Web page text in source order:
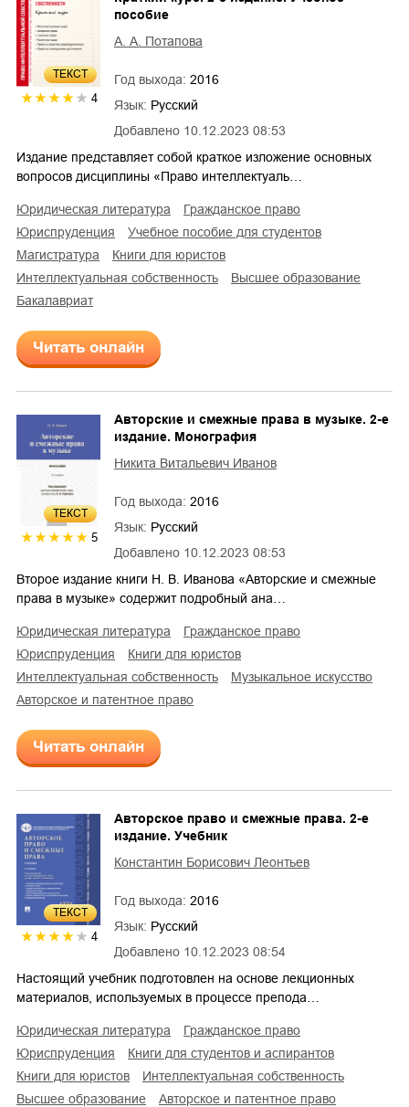
ТЕКСТ
4
Добавлено 10.12.2023 08:53
пособие
А. А. Потапова
Год выхода: 2016
Язык: Русский
Издание представляет собой краткое изложение основных
вопросов дисциплины «Право интеллектуаль…
юридическая литература
гражданское право
юриспруденция
учебное пособие для студентов
магистратура
книги для юристов
интеллектуальная собственность
высшее образование
бакалавриат
Читать онлайн
ТЕКСТ
5
Добавлено 10.12.2023 08:53
Авторские и смежные права в музыке. 2-е
издание. Монография
Никита Витальевич Иванов
Год выхода: 2016
Язык: Русский
Второе издание книги Н. В. Иванова «Авторские и смежные
права в музыке» содержит подробный ана…
юридическая литература
гражданское право
юриспруденция
книги для юристов
интеллектуальная собственность
музыкальное искусство
авторское и патентное право
Читать онлайн
ТЕКСТ
4
Добавлено 10.12.2023 08:54
Авторское право и смежные права. 2-е
издание. Учебник
Константин Борисович Леонтьев
Год выхода: 2016
Язык: Русский
Настоящий учебник подготовлен на основе лекционных
материалов, используемых в процессе препода…
юридическая литература
гражданское право
юриспруденция
книги для студентов и аспирантов
книги для юристов
интеллектуальная собственность
высшее образование
авторское и патентное право